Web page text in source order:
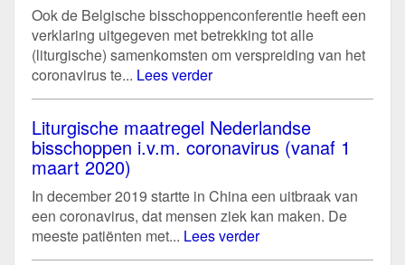
Ook de Belgische bisschoppenconferentie heeft een
verklaring uitgegeven met betrekking tot alle
(liturgische) samenkomsten om verspreiding van het
coronavirus te... Lees verder
Liturgische maatregel Nederlandse
bisschoppen i.v.m. coronavirus (vanaf 1
maart 2020)
In december 2019 startte in China een uitbraak van
een coronavirus, dat mensen ziek kan maken. De
meeste patiënten met... Lees verder